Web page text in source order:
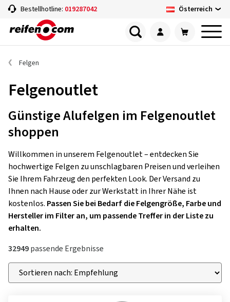
Bestellhotline: 019287042 Österreich
Felgen
Felgenoutlet
Günstige Alufelgen im Felgenoutlet
shoppen
Willkommen in unserem Felgenoutlet – entdecken Sie
hochwertige Felgen zu unschlagbaren Preisen und verleihen
Sie Ihrem Fahrzeug den perfekten Look. Der Versand zu
Ihnen nach Hause oder zur Werkstatt in Ihrer Nähe ist
kostenlos. Passen Sie bei Bedarf die Felgengröße, Farbe und
Hersteller im Filter an, um passende Treffer in der Liste zu
erhalten.
32949passende Ergebnisse